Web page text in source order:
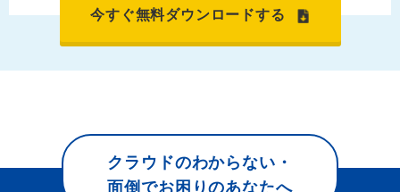
今すぐ無料ダウンロードする
クラウドのわからない・
面倒でお困りのあなたへ